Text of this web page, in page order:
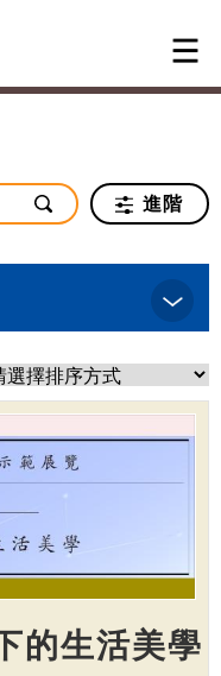
進階
的生活美學